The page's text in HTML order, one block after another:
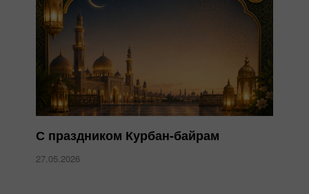
С праздником Курбан-байрам
27.05.2026